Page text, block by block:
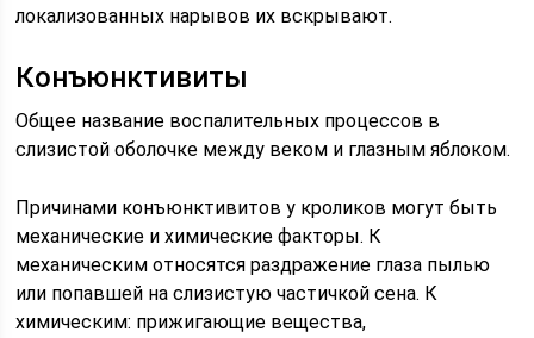
локализованных нарывов их вскрывают.
Конъюнктивиты
Общее название воспалительных процессов в
слизистой оболочке между веком и глазным яблоком.
Причинами конъюнктивитов у кроликов могут быть
механические и химические факторы. К
механическим относятся раздражение глаза пылью
или попавшей на слизистую частичкой сена. К
химическим: прижигающие вещества,